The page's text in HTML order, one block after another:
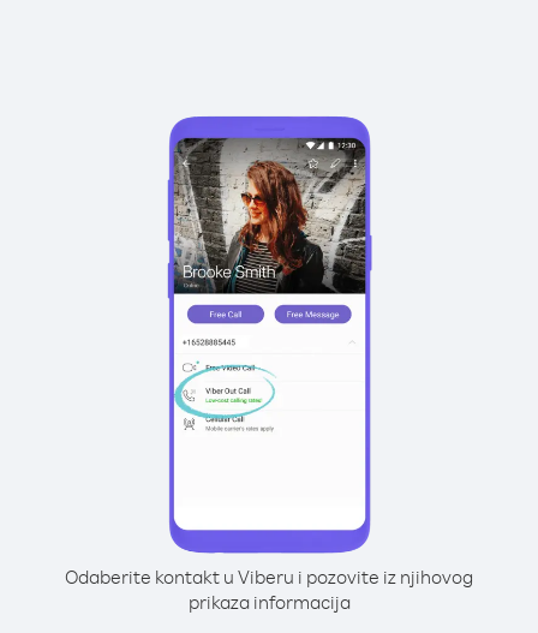
Odaberite kontakt u Viberu i pozovite iz njihovog
prikaza informacija